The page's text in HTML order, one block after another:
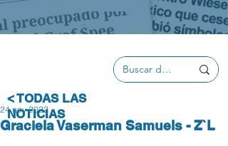
Graciela Vaserman Samuels - Z`L
24 nov 2022
< TODAS LAS
NOTICIAS